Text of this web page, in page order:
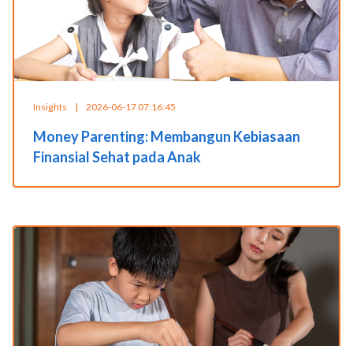
Insights | 2026-06-17 07:16:45
Money Parenting: Membangun Kebiasaan
Finansial Sehat pada Anak